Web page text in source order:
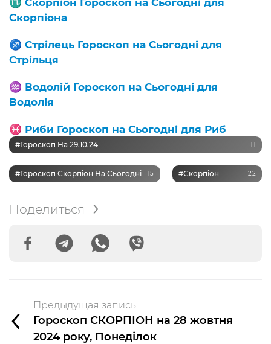
Скорпіона
♐️ Стрілець Гороскоп на Сьогодні для
Стрільця
♒️ Водолій Гороскоп на Сьогодні для
Водолія
♓️ Риби Гороскоп на Сьогодні для Риб
#Гороскоп На 29.10.24 11
#Гороскоп Скорпіон На Сьогодні 15 #Скорпіон 22
Поделиться
Предыдущая запись
Гороскоп СКОРПІОН на 28 жовтня
2024 року, Понеділок